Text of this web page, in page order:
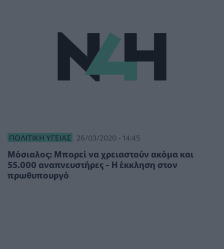
ΠΟΛΙΤΙΚΉ ΥΓΕΊΑΣ 26/03/2020 - 14:45
Μόσιαλος: Μπορεί να χρειαστούν ακόμα και
55.000 αναπνευστήρες - Η έκκληση στον
πρωθυπουργό